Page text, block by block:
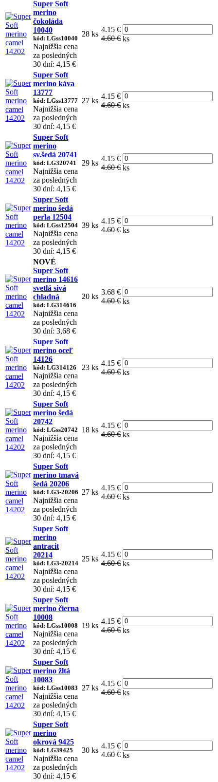
Super Soft
merino
čokoláda
10040
kód: LGss10040
Najnižšia cena
za posledných
30 dní: 4,15 €
28 ks
4.15 €
4.60 € ks
Super Soft
merino káva
13777
kód: LGss13777
Najnižšia cena
za posledných
30 dní: 4,15 €
27 ks
4.15 €
4.60 € ks
Super Soft
merino
sv.šedá 20741
kód: LG320741
Najnižšia cena
za posledných
30 dní: 4,15 €
29 ks
4.15 €
4.60 € ks
Super Soft
merino šedá
perla 12504
kód: LGss12504
Najnižšia cena
za posledných
30 dní: 4,15 €
39 ks
4.15 €
4.60 € ks
NOVÉ
Super Soft
merino 14616
svetlá sivá
chladná
kód: LG314616
Najnižšia cena
za posledných
30 dní: 3,68 €
20 ks
3.68 €
4.60 € ks
Super Soft
merino oceľ
14126
kód: LG314126
Najnižšia cena
za posledných
30 dní: 4,15 €
23 ks
4.15 €
4.60 € ks
Super Soft
merino šedá
20742
kód: LGss20742
Najnižšia cena
za posledných
30 dní: 4,15 €
18 ks
4.15 €
4.60 € ks
Super Soft
merino tmavá
šedá 20206
kód: LG3-20206
Najnižšia cena
za posledných
30 dní: 4,15 €
27 ks
4.15 €
4.60 € ks
Super Soft
merino
antracit
20214
kód: LG3-20214
Najnižšia cena
za posledných
30 dní: 4,15 €
25 ks
4.15 €
4.60 € ks
Super Soft
merino čierna
10008
kód: LGss10008
Najnižšia cena
za posledných
30 dní: 4,15 €
19 ks
4.15 €
4.60 € ks
Super Soft
merino žltá
10083
kód: LGss10083
Najnižšia cena
za posledných
30 dní: 4,15 €
27 ks
4.15 €
4.60 € ks
Super Soft
merino
okrová 9425
kód: LG39425
Najnižšia cena
za posledných
30 dní: 4,15 €
30 ks
4.15 €
4.60 € ks